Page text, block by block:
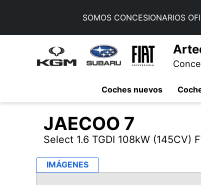
SOMOS CONCESIONARIOS
Coches nuevos
JAECOO 7
Select 1.6 TGDI 108kW (145CV)
IMÁGENES